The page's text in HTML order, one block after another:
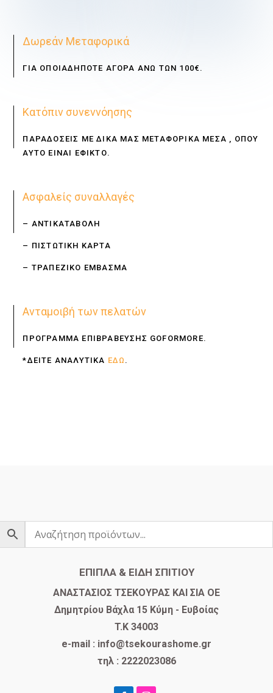
Δωρεάν Μεταφορικά
ΓΙΑ ΟΠΟΙΑΔΗΠΟΤΕ ΑΓΟΡΑ ΑΝΩ ΤΩΝ 100€.
Κατόπιν συνεννόησης
ΠΑΡΑΔΟΣΕΙΣ ΜΕ ΔΙΚΑ ΜΑΣ ΜΕΤΑΦΟΡΙΚΑ ΜΕΣΑ , ΟΠΟΥ
ΑΥΤΟ ΕΙΝΑΙ ΕΦΙΚΤΟ.
Ασφαλείς συναλλαγές
– ΑΝΤΙΚΑΤΑΒΟΛΗ
– ΠΙΣΤΩΤΙΚΗ ΚΑΡΤΑ
– ΤΡΑΠΕΖΙΚΟ ΕΜΒΑΣΜΑ
Ανταμοιβή των πελατών
ΠΡΟΓΡΑΜΜΑ ΕΠΙΒΡΑΒΕΥΣΗΣ GOFORMORE.
*ΔΕΙΤΕ ΑΝΑΛΥΤΙΚΑ ΕΔΩ .
ΕΠΙΠΛΑ & ΕΙΔΗ ΣΠΙΤΙΟΥ
​ΑΝΑΣΤΑΣΙΟΣ ΤΣΕΚΟΥΡΑΣ ΚΑΙ ΣΙΑ ΟΕ
Δημητρίου Βάχλα 15 Κύμη - Ευβοίας
T.K 34003
e-mail : info@tsekourashome.gr
τηλ : 2222023086